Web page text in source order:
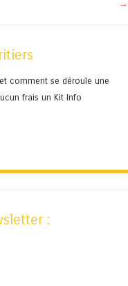
→
comment se déroule une
frais un Kit Info
: